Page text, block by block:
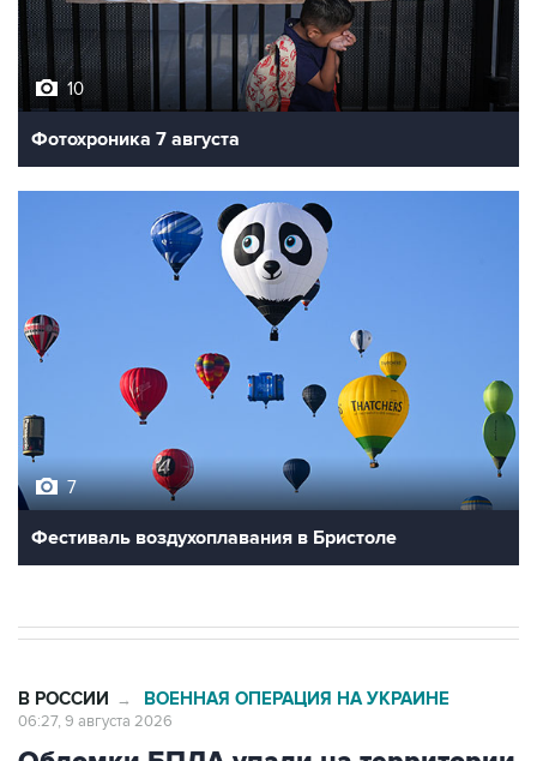
10
Фотохроника 7 августа
7
Фестиваль воздухоплавания в Бристоле
В РОССИИ → ВОЕННАЯ ОПЕРАЦИЯ НА УКРАИНЕ
06:27, 9 августа 2026